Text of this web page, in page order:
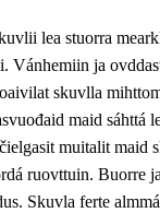
ja heivehuvvon
ja skuvlla
ja
ja
lea stuorra
Vánhemiin ja
skuvlla
maid sáhttá
muitalit maid
ruovttuin. Buorre
Skuvla ferte